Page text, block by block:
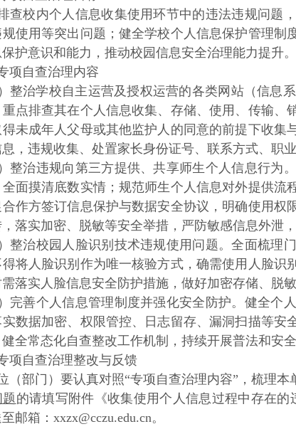
查校内个人信息收集使用环节中的违法违规问题
使用等突出问题；健全学校个人信息保护管理
护意识和能力，推动校园信息安全治理能力提升。
项自查治理内容
）整治学校自主运营及授权运营的各类网站（信息
点排查其在个人信息收集、存储、使用、传输、
得未成年人父母或其他监护人的同意的前提下收
，违规收集、处置家长身份证号、联系方式、职
）整治违规向第三方提供、共享师生个人信息行
面摸清底数实情；规范师生个人信息对外提供
作方签订信息保护与数据安全协议，明确使用
落实加密、脱敏等安全举措，严防敏感信息外泄
）整治校园人脸识别技术违规使用问题。全面梳
将人脸识别作为唯一核验方式，确需使用人脸
落实人脸信息安全防护措施，做好加密存储、脱
）完善个人信息管理制度并强化安全防护。健全
数据加密、权限管控、日志留存、漏洞扫描等
全常态化自查整改工作机制，持续开展普法和安全
项自查治理整改与反馈
（部门）要认真对照“专项自查治理内容” ，梳理
的请填写附件《收集使用个人信息过程中存在
邮箱： xxzx@cczu.edu.cn。